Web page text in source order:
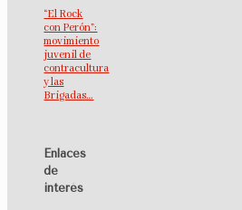
“El Rock
con Perón”:
movimiento
juvenil de
contracultura
y las
Brigadas…
Enlaces
de
interés